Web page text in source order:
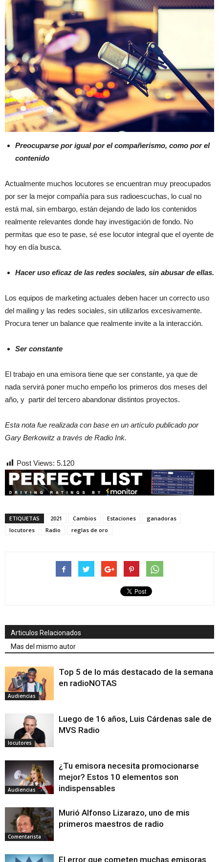
Preocuparse por igual por el compañerismo, como por el
contenido
Actualmente muchos locutores se encuentran muy preocupados
por ser la mejor compañía para sus radioescuchas, lo cual no
está mal, sin embargo, están dejando de lado los contenidos
realmente relevantes donde hay investigación de fondo. No
permitas que eso te pase, sé ese locutor integral que el oyente de
hoy en día busca.
Hacer uso eficaz de las redes sociales, sin abusar de ellas.
Los equipos de marketing actuales deben hacer un correcto uso
del mailing y las redes sociales, sin utilizarlos excesivamente.
Procura tener un balance que realmente invite a la interacción.
Ser constante
El trabajo en una emisora tiene que ser constante, ya que de
nada servirá poner mucho empeño los primeros dos meses del
año, y partir del tercero abandonar distintos proyectos.
Esta nota fue realizada con base en un artículo publicado por
Gary Berkowitz a través de Radio Ink.
Post Views: 5.120
ETIQUETAS 2021 Cambios Estaciones
ganadoras
locutores
Radio reglas de oro
Articulos Relacionados
Mas del mismo autor
Audiencias
Top 5 de lo más destacado de la semana
en radioNOTAS
locutores
Luego de 16 años, Luis Cárdenas sale de
MVS Radio
Audiencias
¿Tu emisora necesita promocionarse
mejor? Estos 10 elementos son
indispensables
Comentarista
Murió Alfonso Lizarazo, uno de mis
primeros maestros de radio
El error que cometen muchas emisoras